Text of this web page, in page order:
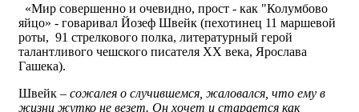
«Мир совершенно и очевидно, прост - как "Колумбово
яйцо» - говаривал Йозеф Швейк (пехотинец 11 маршевой
роты, 91 стрелкового полка, литературный герой
талантливого чешского писателя XX века, Ярослава
Гашека).
Швейк – сожалея о случившемся, жаловался, что ему в
жизни жутко не везет. Он хочет и старается как